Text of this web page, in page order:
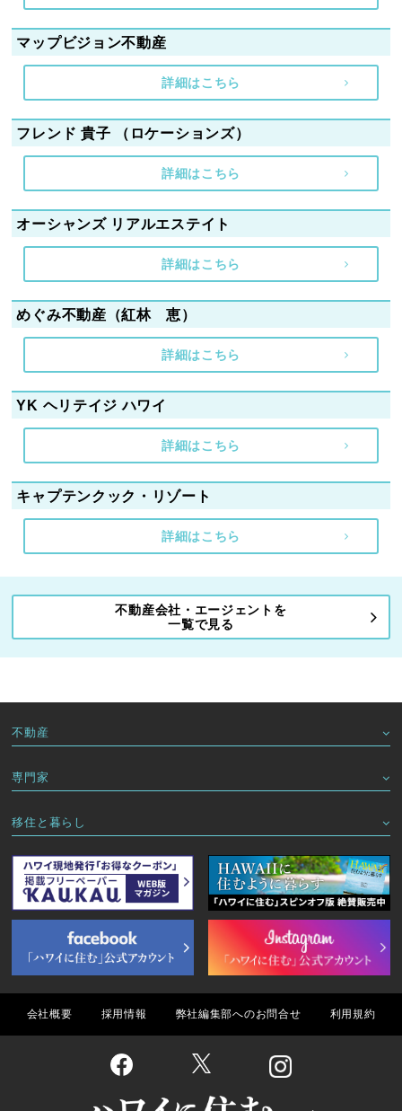
マップビジョン不動産
詳細はこちら
フレンド 貴子 （ロケーションズ）
詳細はこちら
オーシャンズ リアルエステイト
詳細はこちら
めぐみ不動産（紅林 恵）
詳細はこちら
YK ヘリテイジ ハワイ
詳細はこちら
キャプテンクック・リゾート
詳細はこちら
不動産会社・エージェントを
一覧で見る
不動産
専門家
移住と暮らし
会社概要 採用情報 弊社編集部へのお問合せ 利用規約